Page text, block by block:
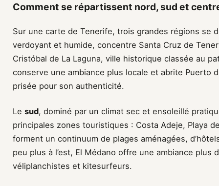
Comment se répartissent nord, sud et
Sur une carte de Tenerife, trois grandes régions se
verdoyant et humide, concentre Santa Cruz de
Cristóbal de La Laguna, ville historique classée au
conserve une ambiance plus locale et abrite Puerto
prisée pour son authenticité.
Le sud, dominé par un climat sec et ensoleillé
principales zones touristiques : Costa Adeje, Playa
forment un continuum de plages aménagées,
peu plus à l’est, El Médano offre une ambiance plus
véliplanchistes et kitesurfeurs.